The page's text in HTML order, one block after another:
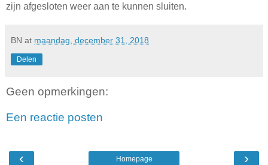
zijn afgesloten weer aan te kunnen sluiten.
BN at maandag, december 31, 2018
Delen
Geen opmerkingen:
Een reactie posten
‹ ›
Homepage